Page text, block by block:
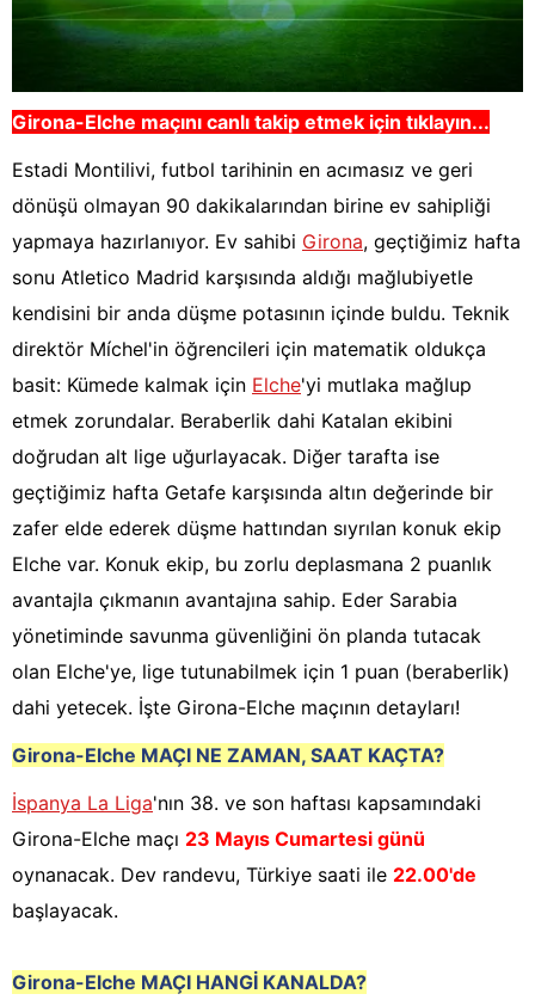
Girona-Elche maçını canlı takip etmek için tıklayın...
Estadi Montilivi, futbol tarihinin en acımasız ve geri
dönüşü olmayan 90 dakikalarından birine ev sahipliği
yapmaya hazırlanıyor. Ev sahibi Girona, geçtiğimiz hafta
sonu Atletico Madrid karşısında aldığı mağlubiyetle
kendisini bir anda düşme potasının içinde buldu. Teknik
direktör Míchel'in öğrencileri için matematik oldukça
basit: Kümede kalmak için Elche'yi mutlaka mağlup
etmek zorundalar. Beraberlik dahi Katalan ekibini
doğrudan alt lige uğurlayacak. Diğer tarafta ise
geçtiğimiz hafta Getafe karşısında altın değerinde bir
zafer elde ederek düşme hattından sıyrılan konuk ekip
Elche var. Konuk ekip, bu zorlu deplasmana 2 puanlık
avantajla çıkmanın avantajına sahip. Eder Sarabia
yönetiminde savunma güvenliğini ön planda tutacak
olan Elche'ye, lige tutunabilmek için 1 puan (beraberlik)
dahi yetecek. İşte Girona-Elche maçının detayları!
Girona-Elche MAÇI NE ZAMAN, SAAT KAÇTA?
İspanya La Liga'nın 38. ve son haftası kapsamındaki
Girona-Elche maçı 23 Mayıs Cumartesi günü
oynanacak. Dev randevu, Türkiye saati ile 22.00'de
başlayacak.
Girona-Elche MAÇI HANGİ KANALDA?